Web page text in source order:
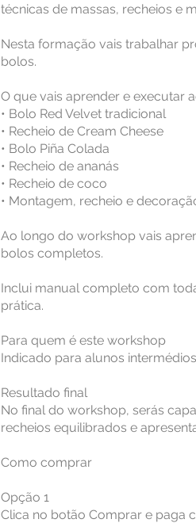
técnicas de massas, recheios e
Nesta formação vais trabalhar
bolos.
O que vais aprender e executar
• Bolo Red Velvet tradicional
• Recheio de Cream Cheese
• Bolo Piña Colada
• Recheio de ananás
• Recheio de coco
• Montagem, recheio e
Ao longo do workshop vais
bolos completos.
Inclui manual completo com
prática.
Para quem é este workshop
Indicado para alunos
Resultado final
No final do workshop, serás
recheios equilibrados e
Como comprar
Opção 1
Clica no botão Comprar e paga